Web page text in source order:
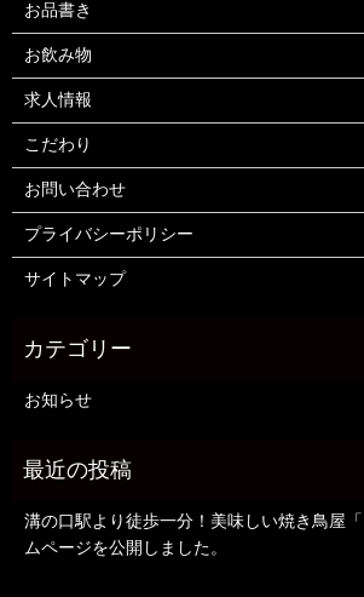
お品書き
お飲み物
求人情報
こだわり
お問い合わせ
プライバシーポリシー
サイトマップ
お知らせ
溝の口駅より徒歩一分！美味しい焼き鳥屋
ムページを公開しました。